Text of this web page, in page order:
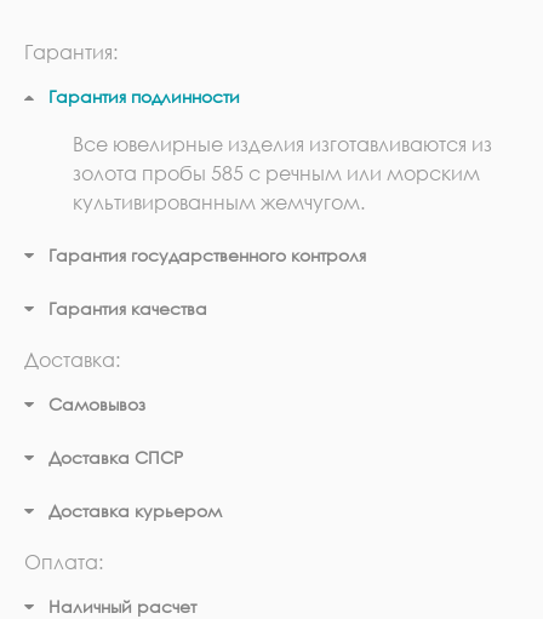
Гарантия:
Гарантия подлинности
Все ювелирные изделия изготавливаются из
золота пробы 585 с речным или морским
культивированным жемчугом.
Гарантия государственного контроля
Гарантия качества
Доставка:
Самовывоз
Доставка СПСР
Доставка курьером
Оплата:
Наличный расчет